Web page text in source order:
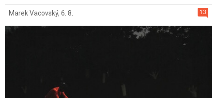
13
Marek Vacovský, 6. 8.